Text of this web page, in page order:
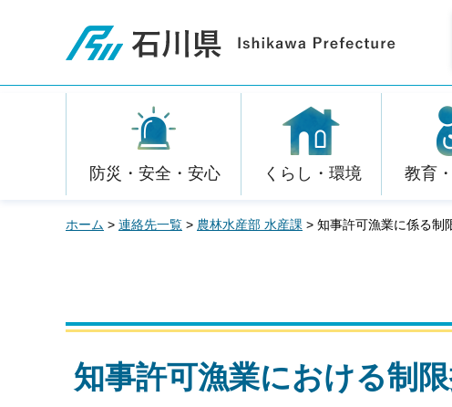
石川県
防災・安全・安心 くらし・環境 教育
ホーム > 連絡先一覧 > 農林水産部 水産課 > 知事許可漁業に係る制
知事許可漁業における制